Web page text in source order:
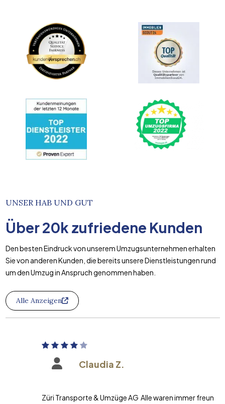
UNSER HAB UND GUT
Über20k zufriedene Kunden
Den besten Eindruck von unserem Umzugsunternehmen erhalten
Sie von anderen Kunden, die bereits unsere Dienstleistungen rund
um den Umzug in Anspruch genommen haben.
Alle Anzeigen
Claudia Z.
Züri Transporte & Umzüge AG Alle waren immer freundlich